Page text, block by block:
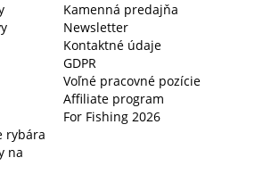
rybára
na
Kamenná predajňa
Newsletter
Kontaktné údaje
GDPR
Voľné pracovné pozície
Affiliate program
For Fishing 2026